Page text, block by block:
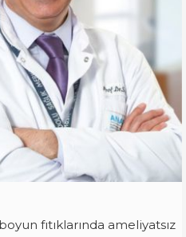
fıtıklarında ameliyatsız